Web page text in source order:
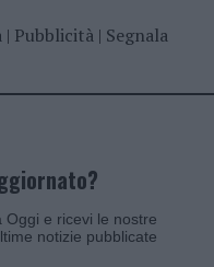
| Pubblicità| Segnala
Oggi e ricevi le nostre
notizie pubblicate